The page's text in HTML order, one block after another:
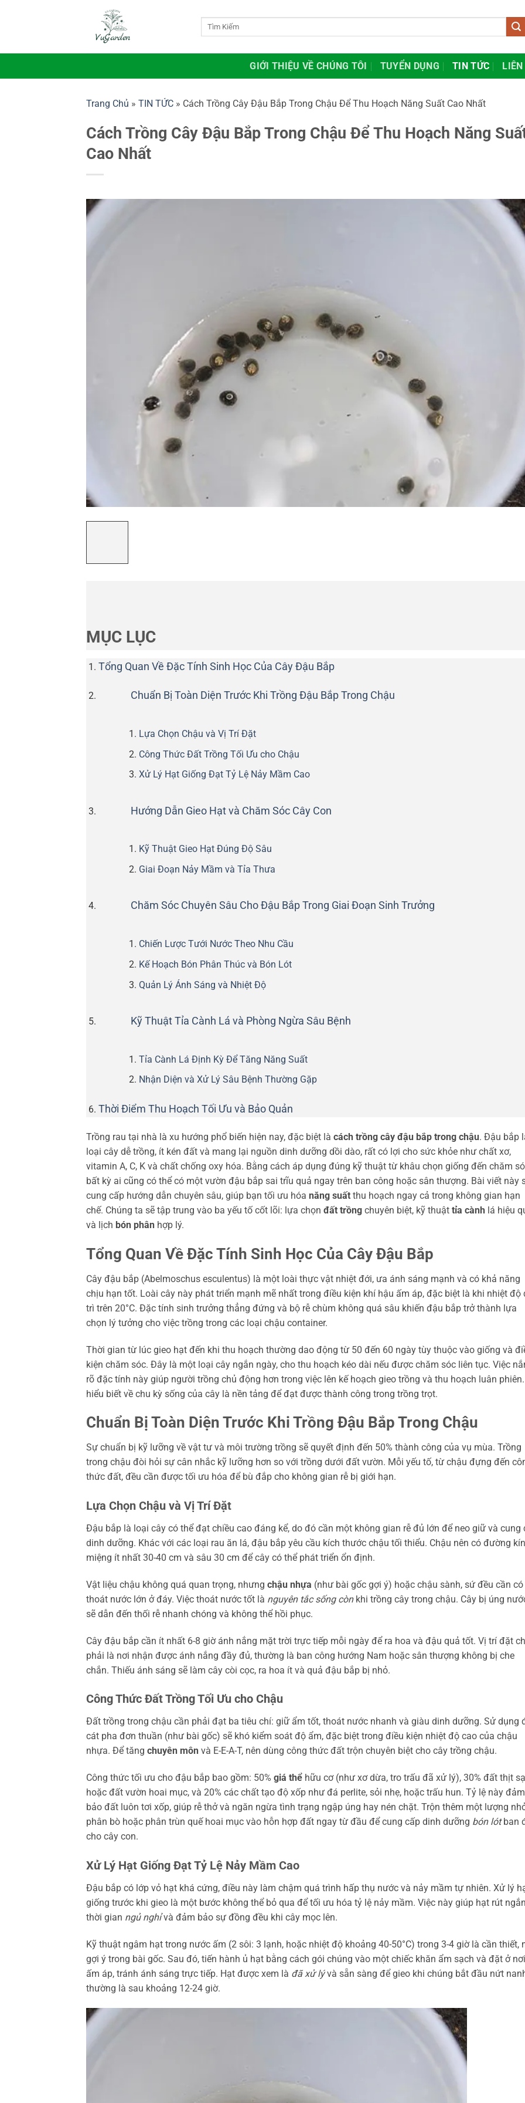
dung
GIỚI THIỆU VỀ CHÚNG TÔI TUYỂN DỤNG TIN TỨC LIÊN
Trang Chủ » TIN TỨC » Cách Trồng Cây Đậu Bắp Trong Chậu Để Thu Hoạch Năng Suất Cao Nhất
Cách Trồng Cây Đậu Bắp Trong Chậu Để Thu Hoạch Năng
Cao Nhất
MỤC LỤC
Tổng Quan Về Đặc Tính Sinh Học Của Cây Đậu Bắp
Chuẩn Bị Toàn Diện Trước Khi Trồng Đậu Bắp Trong Chậu
Lựa Chọn Chậu và Vị Trí Đặt
Công Thức Đất Trồng Tối Ưu cho Chậu
Xử Lý Hạt Giống Đạt Tỷ Lệ Nảy Mầm Cao
Hướng Dẫn Gieo Hạt và Chăm Sóc Cây Con
Kỹ Thuật Gieo Hạt Đúng Độ Sâu
Giai Đoạn Nảy Mầm và Tỉa Thưa
Chăm Sóc Chuyên Sâu Cho Đậu Bắp Trong Giai Đoạn Sinh Trưởng
Chiến Lược Tưới Nước Theo Nhu Cầu
Kế Hoạch Bón Phân Thúc và Bón Lót
Quản Lý Ánh Sáng và Nhiệt Độ
Kỹ Thuật Tỉa Cành Lá và Phòng Ngừa Sâu Bệnh
Tỉa Cành Lá Định Kỳ Để Tăng Năng Suất
Nhận Diện và Xử Lý Sâu Bệnh Thường Gặp
Thời Điểm Thu Hoạch Tối Ưu và Bảo Quản
Trồng rau tại nhà là xu hướng phổ biến hiện nay, đặc biệt là cách trồng cây đậu bắp trong chậu. Đậu bắp
loại cây dễ trồng, ít kén đất và mang lại nguồn dinh dưỡng dồi dào, rất có lợi cho sức khỏe như chất xơ,
vitamin A, C, K và chất chống oxy hóa. Bằng cách áp dụng đúng kỹ thuật từ khâu chọn giống đến chăm
bất kỳ ai cũng có thể có một vườn đậu bắp sai trĩu quả ngay trên ban công hoặc sân thượng. Bài viết này
cung cấp hướng dẫn chuyên sâu, giúp bạn tối ưu hóa năng suất thu hoạch ngay cả trong không gian hạn
chế. Chúng ta sẽ tập trung vào ba yếu tố cốt lõi: lựa chọn đất trồng chuyên biệt, kỹ thuật tỉa cành lá hiệu
và lịch bón phân hợp lý.
Tổng Quan Về Đặc Tính Sinh Học Của Cây Đậu Bắp
Cây đậu bắp (Abelmoschus esculentus) là một loài thực vật nhiệt đới, ưa ánh sáng mạnh và có khả năng
chịu hạn tốt. Loài cây này phát triển mạnh mẽ nhất trong điều kiện khí hậu ấm áp, đặc biệt là khi nhiệt độ
trì trên 20°C. Đặc tính sinh trưởng thẳng đứng và bộ rễ chùm không quá sâu khiến đậu bắp trở thành lựa
chọn lý tưởng cho việc trồng trong các loại chậu container.
Thời gian từ lúc gieo hạt đến khi thu hoạch thường dao động từ 50 đến 60 ngày tùy thuộc vào giống và
kiện chăm sóc. Đây là một loại cây ngắn ngày, cho thu hoạch kéo dài nếu được chăm sóc liên tục. Việc
rõ đặc tính này giúp người trồng chủ động hơn trong việc lên kế hoạch gieo trồng và thu hoạch luân
hiểu biết về chu kỳ sống của cây là nền tảng để đạt được thành công trong trồng trọt.
Chuẩn Bị Toàn Diện Trước Khi Trồng Đậu Bắp Trong Chậu
Sự chuẩn bị kỹ lưỡng về vật tư và môi trường trồng sẽ quyết định đến 50% thành công của vụ mùa. Trồng
trong chậu đòi hỏi sự cân nhắc kỹ lưỡng hơn so với trồng dưới đất vườn. Mỗi yếu tố, từ chậu đựng đến
thức đất, đều cần được tối ưu hóa để bù đắp cho không gian rễ bị giới hạn.
Lựa Chọn Chậu và Vị Trí Đặt
Đậu bắp là loại cây có thể đạt chiều cao đáng kể, do đó cần một không gian rễ đủ lớn để neo giữ và cung
dinh dưỡng. Khác với các loại rau ăn lá, đậu bắp yêu cầu kích thước chậu tối thiểu. Chậu nên có đường
miệng ít nhất 30-40 cm và sâu 30 cm để cây có thể phát triển ổn định.
Vật liệu chậu không quá quan trọng, nhưng chậu nhựa (như bài gốc gợi ý) hoặc chậu sành, sứ đều cần
thoát nước lớn ở đáy. Việc thoát nước tốt là nguyên tắc sống cònkhi trồng cây trong chậu. Cây bị úng
sẽ dẫn đến thối rễ nhanh chóng và không thể hồi phục.
Cây đậu bắp cần ít nhất 6-8 giờ ánh nắng mặt trời trực tiếp mỗi ngày để ra hoa và đậu quả tốt. Vị trí đặt
phải là nơi nhận được ánh nắng đầy đủ, thường là ban công hướng Nam hoặc sân thượng không bị che
chắn. Thiếu ánh sáng sẽ làm cây còi cọc, ra hoa ít và quả đậu bắp bị nhỏ.
Công Thức Đất Trồng Tối Ưu cho Chậu
Đất trồng trong chậu cần phải đạt ba tiêu chí: giữ ẩm tốt, thoát nước nhanh và giàu dinh dưỡng. Sử dụng
cát pha đơn thuần (như bài gốc) sẽ khó kiểm soát độ ẩm, đặc biệt trong điều kiện nhiệt độ cao của chậu
nhựa. Để tăng chuyên môn và E-E-A-T, nên dùng công thức đất trộn chuyên biệt cho cây trồng chậu.
Công thức tối ưu cho đậu bắp bao gồm: 50% giá thể hữu cơ (như xơ dừa, tro trấu đã xử lý), 30% đất thịt
hoặc đất vườn hoai mục, và 20% các chất tạo độ xốp như đá perlite, sỏi nhẹ, hoặc trấu hun. Tỷ lệ này đảm
bảo đất luôn tơi xốp, giúp rễ thở và ngăn ngừa tình trạng ngập úng hay nén chặt. Trộn thêm một lượng
phân bò hoặc phân trùn quế hoai mục vào hỗn hợp đất ngay từ đầu để cung cấp dinh dưỡng bón lótban
cho cây con.
Xử Lý Hạt Giống Đạt Tỷ Lệ Nảy Mầm Cao
Đậu bắp có lớp vỏ hạt khá cứng, điều này làm chậm quá trình hấp thụ nước và nảy mầm tự nhiên. Xử lý
giống trước khi gieo là một bước không thể bỏ qua để tối ưu hóa tỷ lệ nảy mầm. Việc này giúp hạt rút ngắn
thời gian ngủ nghỉvà đảm bảo sự đồng đều khi cây mọc lên.
Kỹ thuật ngâm hạt trong nước ấm (2 sôi: 3 lạnh, hoặc nhiệt độ khoảng 40-50°C) trong 3-4 giờ là cần thiết,
gợi ý trong bài gốc. Sau đó, tiến hành ủ hạt bằng cách gói chúng vào một chiếc khăn ẩm sạch và đặt ở nơi
ấm áp, tránh ánh sáng trực tiếp. Hạt được xem là đã xử lývà sẵn sàng để gieo khi chúng bắt đầu nứt
thường là sau khoảng 12-24 giờ.